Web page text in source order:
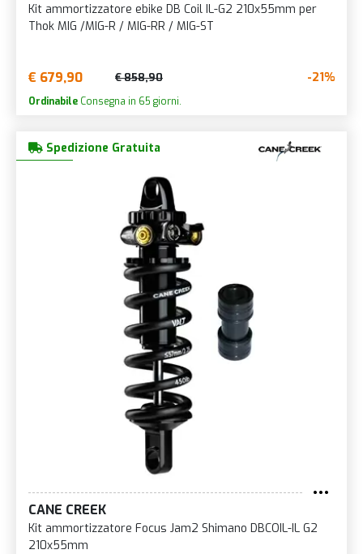
Kit ammortizzatore ebike DB Coil IL-G2 210x55mm per
Thok MIG /MIG-R / MIG-RR / MIG-ST
€ 679,90 € 858,90 -21%
Ordinabile Consegna in 65 giorni.
Spedizione Gratuita
CANE CREEK
Kit ammortizzatore Focus Jam2 Shimano DBCOIL-IL G2
210x55mm